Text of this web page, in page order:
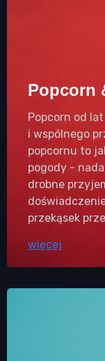
Popcorn
Popcorn od
i wspólnego
popcornu to
pogody -
drobne
przekąsek
więcej